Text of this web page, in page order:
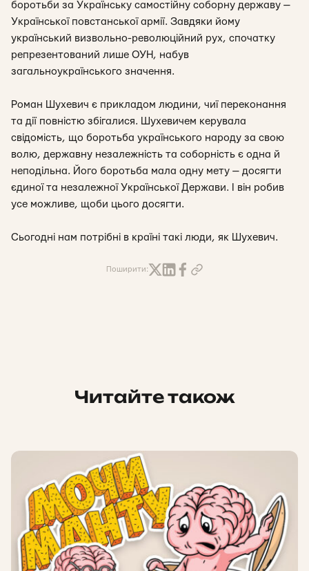
боротьби за Українську самостійну соборну державу —
Української повстанської армії. Завдяки йому
український визвольно-революційний рух, спочатку
репрезентований лише ОУН, набув
загальноукраїнського значення.
Роман Шухевич є прикладом людини, чиї переконання
та дії повністю збігалися. Шухевичем керувала
свідомість, що боротьба українського народу за свою
волю, державну незалежність та соборність є одна й
неподільна. Його боротьба мала одну мету — досягти
єдиної та незалежної Української Держави. І він робив
усе можливе, щоби цього досягти.
Сьогодні нам потрібні в країні такі люди, як Шухевич.
Поширити:
Читайте також